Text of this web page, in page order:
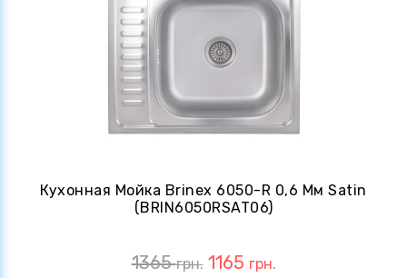
Кухонная Мойка Brinex 6050-R 0,6 Мм Satin
(BRIN6050RSAT06)
1365грн. 1165 грн.